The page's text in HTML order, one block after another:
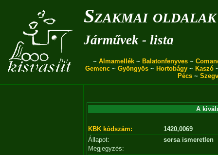
Szakmai oldalak
Járművek - lista
~ Almamellék ~ Balatonfenyves ~
Gemenc ~ Gyöngyös ~ Hortobágy ~ Kaszó
Pécs ~
A
KBK kódszám:
1420,0069
Állapot:
sorsa ismeretlen
Megjegyzés: